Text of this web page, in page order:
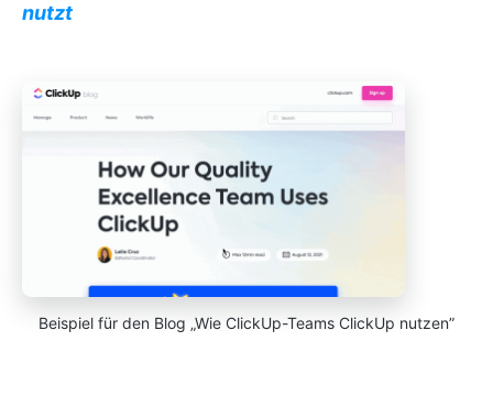
nutzt
Beispiel für den Blog „Wie ClickUp-Teams ClickUp nutzen”